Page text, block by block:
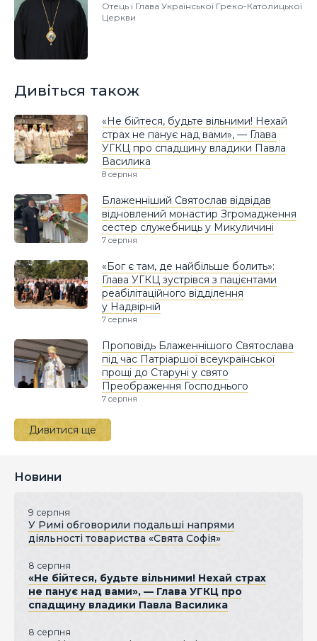
Отець і Глава Української Греко-Католицької
Церкви
Дивіться також
«Не бійтеся, будьте вільними! Нехай
страх не панує над вами», — Глава
УГКЦ про спадщину владики Павла
Василика
8 серпня
Блаженніший Святослав відвідав
відновлений монастир Згромадження
сестер служебниць у Микуличині
7 серпня
«Бог є там, де найбільше болить»:
Глава УГКЦ зустрівся з пацієнтами
реабілітаційного відділення
у Надвірній
7 серпня
Проповідь Блаженнішого Святослава
під час Патріаршої всеукраїнської
прощі до Старуні у свято
Преображення Господнього
7 серпня
Дивитися ще
Новини
9 серпня
У Римі обговорили подальші напрями
діяльності товариства «Свята Софія»
8 серпня
«Не бійтеся, будьте вільними! Нехай страх
не панує над вами», — Глава УГКЦ про
спадщину владики Павла Василика
8 серпня